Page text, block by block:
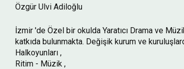
Özgür Ulvi Adiloğlu
İzmir 'de Özel bir okulda Yaratıcı Drama ve
katkıda bulunmakta. Değişik kurum ve
Halkoyunları ,
Ritim - Müzik ,